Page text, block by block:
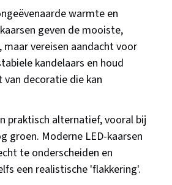
warmte en
geven de mooiste,
vereisen aandacht voor
kandelaars en houd
decoratie die kan
praktisch alternatief, vooral bij
groen. Moderne LED-kaarsen
te onderscheiden en
een realistische 'flakkering'.